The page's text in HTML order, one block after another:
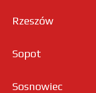
Rzeszów
Sopot
Sosnowiec